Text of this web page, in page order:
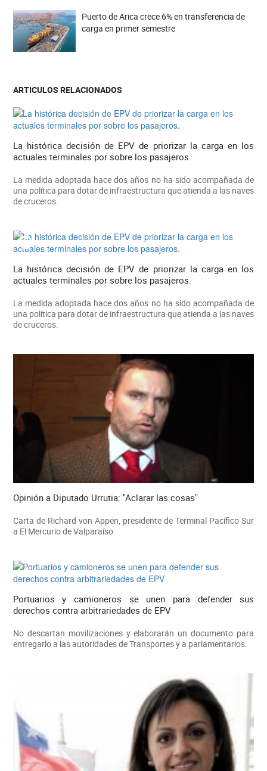
Puerto de Arica crece 6% en transferencia de
carga en primer semestre
ARTICULOS RELACIONADOS
La histórica decisión de EPV de priorizar la carga en los
actuales terminales por sobre los pasajeros.
La medida adoptada hace dos años no ha sido acompañada de
una política para dotar de infraestructura que atienda a las naves
de cruceros.
La histórica decisión de EPV de priorizar la carga en los
actuales terminales por sobre los pasajeros.
La medida adoptada hace dos años no ha sido acompañada de
una política para dotar de infraestructura que atienda a las naves
de cruceros.
Opinión a Diputado Urrutia: "Aclarar las cosas"
Carta de Richard von Appen, presidente de Terminal Pacífico Sur
a El Mercurio de Valparaíso.
Portuarios y camioneros se unen para defender sus
derechos contra arbitrariedades de EPV
No descartan movilizaciones y elaborarán un documento para
entregarlo a las autoridades de Transportes y a parlamentarios.